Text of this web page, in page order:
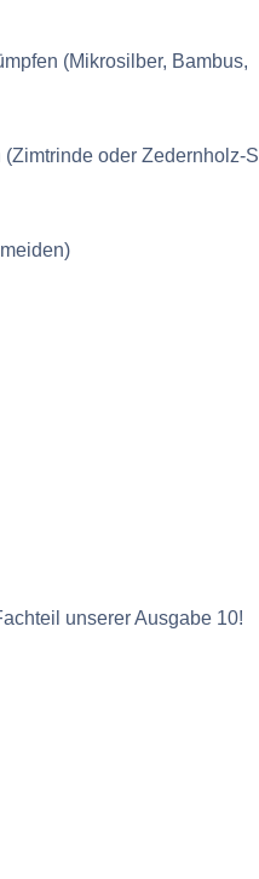
(Mikrosilber, Bambus,
oder Zedernholz-
unserer Ausgabe 10!